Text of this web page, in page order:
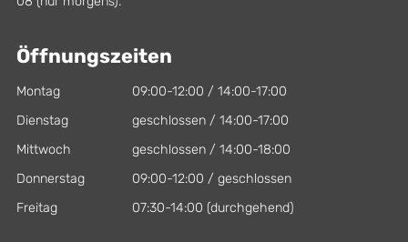
Öffnungszeiten
Montag
09:00-12:00 / 14:00-17:00
Dienstag
geschlossen / 14:00-17:00
Mittwoch
geschlossen / 14:00-18:00
Donnerstag
09:00-12:00 / geschlossen
Freitag
07:30-14:00 (durchgehend)